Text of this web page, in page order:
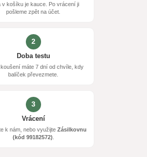
v košíku je kauce. Po vrácení ji
pošleme zpět na účet.
2
Doba testu
máte 7 dní od chvíle, kdy
balíček převezmete.
3
Vrácení
k nám, nebo využijteZásilkovnu
(kód 99182572)